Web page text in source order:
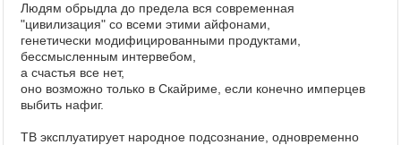
Видеотоп
Людям обрыдла до предела вся современная
"цивилизация" со всеми этими айфонами,
генетически модифицированными продуктами,
бессмысленным интервебом,
а счастья все нет,
оно возможно только в Скайриме, если конечно имперцев
выбить нафиг.
ТВ эксплуатирует народное подсознание, одновременно